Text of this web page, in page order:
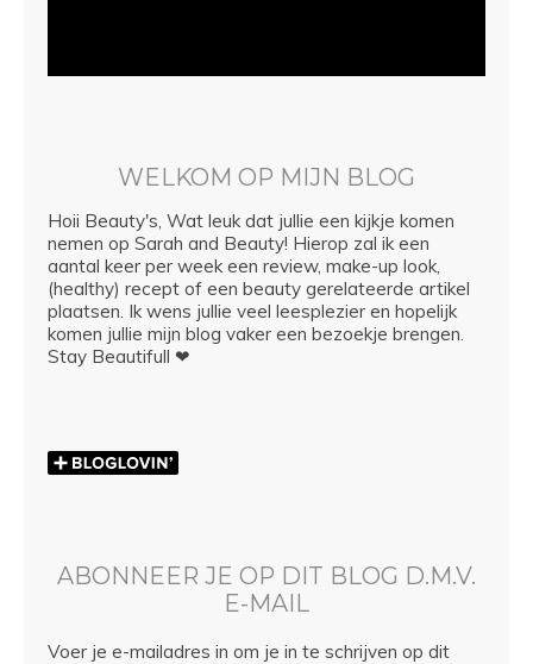
WELKOM OP MIJN BLOG
Hoii Beauty's, Wat leuk dat jullie een kijkje komen
nemen op Sarah and Beauty! Hierop zal ik een
aantal keer per week een review, make-up look,
(healthy) recept of een beauty gerelateerde artikel
plaatsen. Ik wens jullie veel leesplezier en hopelijk
komen jullie mijn blog vaker een bezoekje brengen.
Stay Beautifull ❤
ABONNEER JE OP DIT BLOG D.M.V.
E-MAIL
Voer je e-mailadres in om je in te schrijven op dit